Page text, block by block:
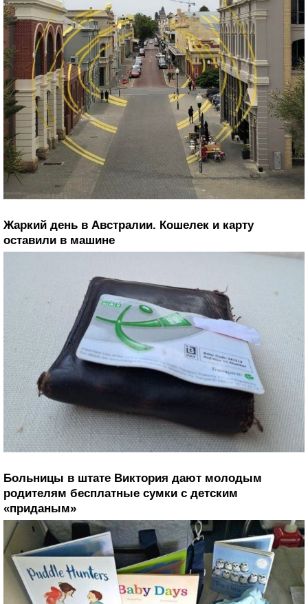
Жаркий день в Австралии. Кошелек и карту
оставили в машине
Больницы в штате Виктория дают молодым
родителям бесплатные сумки с детским
«приданым»